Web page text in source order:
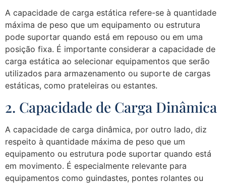
A capacidade de carga estática refere-se à quantidade
máxima de peso que um equipamento ou estrutura
pode suportar quando está em repouso ou em uma
posição fixa. É importante considerar a capacidade de
carga estática ao selecionar equipamentos que serão
utilizados para armazenamento ou suporte de cargas
estáticas, como prateleiras ou estantes.
2. Capacidade de Carga Dinâmica
A capacidade de carga dinâmica, por outro lado, diz
respeito à quantidade máxima de peso que um
equipamento ou estrutura pode suportar quando está
em movimento. É especialmente relevante para
equipamentos como guindastes, pontes rolantes ou